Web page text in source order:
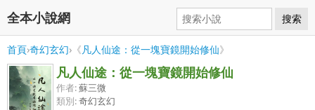
全本小說網 搜索
首頁›奇幻玄幻›《凡人仙途：從一塊寶鏡開始修仙》
凡人仙途：從一塊寶鏡開始修仙
作者:蘇三微
類別:奇幻玄幻